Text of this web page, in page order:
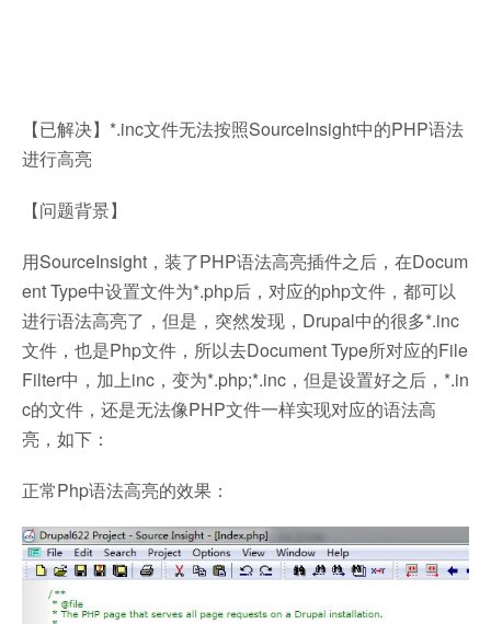
【已解决】*.inc文件无法按照SourceInsight中的PHP语法
进行高亮
【问题背景】
用SourceInsight，装了PHP语法高亮插件之后，在Docum
ent Type中设置文件为*.php后，对应的php文件，都可以
进行语法高亮了，但是，突然发现，Drupal中的很多*.inc
文件，也是Php文件，所以去Document Type所对应的File
Filter中，加上inc，变为*.php;*.inc，但是设置好之后，*.in
c的文件，还是无法像PHP文件一样实现对应的语法高
亮，如下：
正常Php语法高亮的效果：